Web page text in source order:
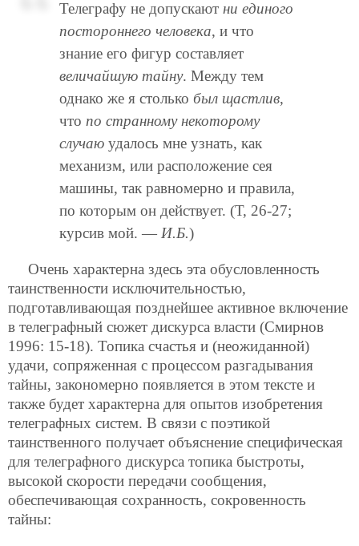
Телеграфу не допускают ни единого
постороннего человека, и что
знание его фигур составляет
величайшую тайну. Между тем
однако же я столькобыл щастлив,
что по странному некоторому
случаю удалось мне узнать, как
механизм, или расположение сея
машины, так равномерно и правила,
по которым он действует. (Т, 26-27;
курсив мой. — И.Б.)
Очень характерна здесь эта обусловленность
таинственности исключительностью,
подготавливающая позднейшее активное включение
в телеграфный сюжет дискурса власти (Смирнов
1996: 15-18). Топика счастья и (неожиданной)
удачи, сопряженная с процессом разгадывания
тайны, закономерно появляется в этом тексте и
также будет характерна для опытов изобретения
телеграфных систем. В связи с поэтикой
таинственного получает объяснение специфическая
для телеграфного дискурса топика быстроты,
высокой скорости передачи сообщения,
обеспечивающая сохранность, сокровенность
тайны: